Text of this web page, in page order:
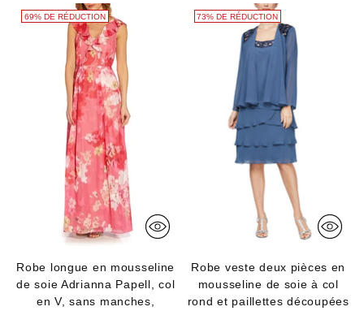
69% DE RÉDUCTION
Robe longue en mousseline
de soie Adrianna Papell, col
en V, sans manches,
73% DE RÉDUCTION
Robe veste deux pièces en
mousseline de soie à col
rond et paillettes découpées